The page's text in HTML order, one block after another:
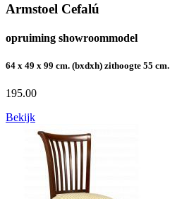
Armstoel Cefalú
opruiming showroommodel
64 x 49 x 99 cm. (bxdxh) zithoogte 55 cm.
195.00
Bekijk